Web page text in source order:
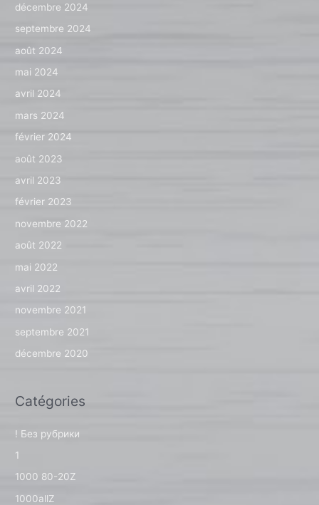
décembre 2024
septembre 2024
août 2024
mai 2024
avril 2024
mars 2024
février 2024
août 2023
avril 2023
février 2023
novembre 2022
août 2022
mai 2022
avril 2022
novembre 2021
septembre 2021
décembre 2020
Catégories
! Без рубрики
1
1000 80-20Z
1000allZ